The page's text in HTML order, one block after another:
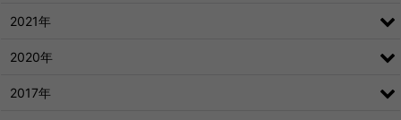
2021年
2020年
2017年